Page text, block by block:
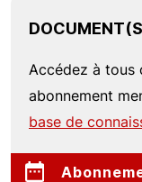
Accédez à tous
abonnement
base de